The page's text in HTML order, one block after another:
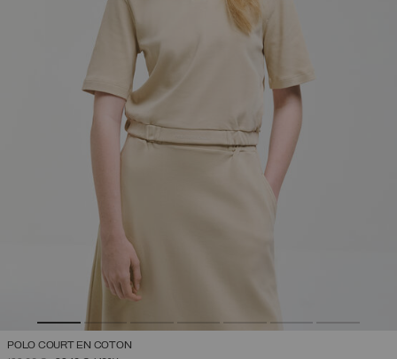
POLO COURT EN COTON